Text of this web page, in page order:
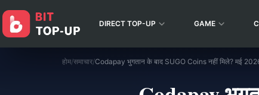
DIRECT TOP-UP GAME
होम/समाचार/Codapay भुगतान के बाद SUGO Coins नहीं मिले? मई 2026